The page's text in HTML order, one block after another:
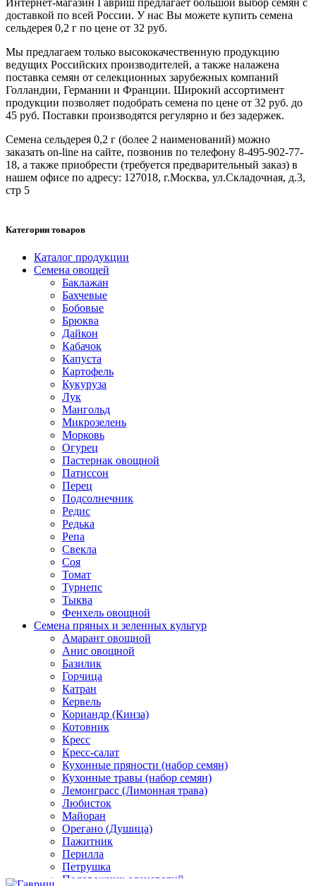
Интернет-магазин Гавриш предлагает большой выбор семян с
доставкой по всей России. У нас Вы можете купить семена
сельдерея 0,2 г по цене от 32 руб.
Мы предлагаем только высококачественную продукцию
ведущих Российских производителей, а также налажена
поставка семян от селекционных зарубежных компаний
Голландии, Германии и Франции. Широкий ассортимент
продукции позволяет подобрать семена по цене от 32 руб. до
45 руб. Поставки производятся регулярно и без задержек.
Семена сельдерея 0,2 г (более 2 наименований) можно
заказать on-line на сайте, позвонив по телефону 8-495-902-77-
18, а также приобрести (требуется предварительный заказ) в
нашем офисе по адресу: 127018, г.Москва, ул.Складочная, д.3,
стр 5
Категории товаров
Каталог продукции
Семена овощей
Баклажан
Бахчевые
Бобовые
Брюква
Дайкон
Кабачок
Капуста
Картофель
Кукуруза
Лук
Мангольд
Микрозелень
Морковь
Огурец
Пастернак овощной
Патиссон
Перец
Подсолнечник
Редис
Редька
Репа
Свекла
Соя
Томат
Турнепс
Тыква
Фенхель овощной
Семена пряных и зеленных культур
Амарант овощной
Анис овощной
Базилик
Горчица
Катран
Кервель
Кориандр (Кинза)
Котовник
Кресс
Кресс-салат
Кухонные пряности (набор семян)
Кухонные травы (набор семян)
Лемонграсс (Лимонная трава)
Любисток
Майоран
Орегано (Душица)
Пажитник
Перилла
Петрушка
Подорожник оленерогий